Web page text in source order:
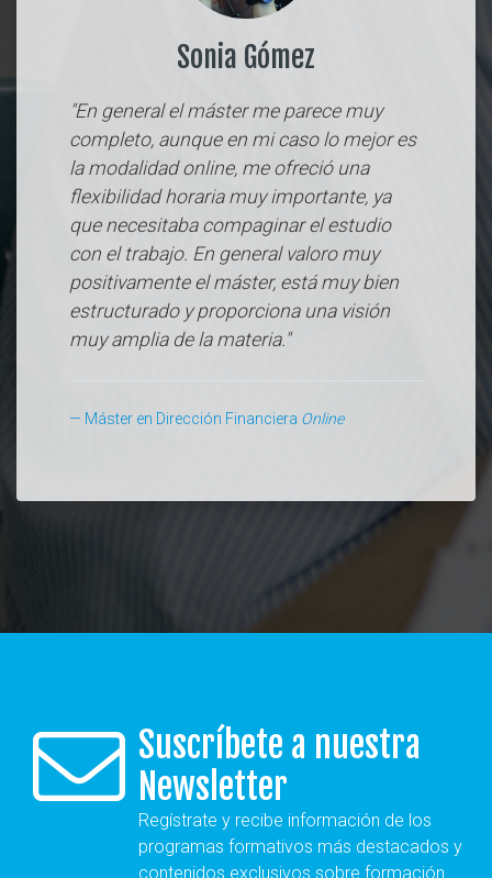
Sonia Gómez
"En general el máster me parece muy
completo, aunque en mi caso lo mejor es
la modalidad online, me ofreció una
flexibilidad horaria muy importante, ya
que necesitaba compaginar el estudio
con el trabajo. En general valoro muy
positivamente el máster, está muy bien
estructurado y proporciona una visión
muy amplia de la materia."
Máster en Dirección Financiera Online
Suscríbete a nuestra
Newsletter
Regístrate y recibe información de los
programas formativos más destacados y
contenidos exclusivos sobre formación